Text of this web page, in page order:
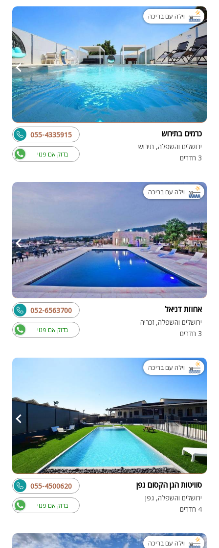
וילה עם בריכה
כרמים בתירוש
ירושלים והשפלה, תירוש
3 חדרים
בדוק אם פנוי
055-4335915
וילה עם בריכה
אחוזת דניאל
ירושלים והשפלה, זכריה
3 חדרים
בדוק אם פנוי
052-6563700
וילה עם בריכה
סוויטות הגן הקסום גפן
ירושלים והשפלה, גפן
4 חדרים
בדוק אם פנוי
055-4500620
וילה עם בריכה